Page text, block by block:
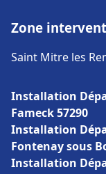
Zone
Saint Mitre les
Installation
Fameck 57290
Installation
Fontenay sous
Installation